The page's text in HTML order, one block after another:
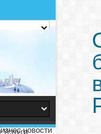
новости
Услуги,